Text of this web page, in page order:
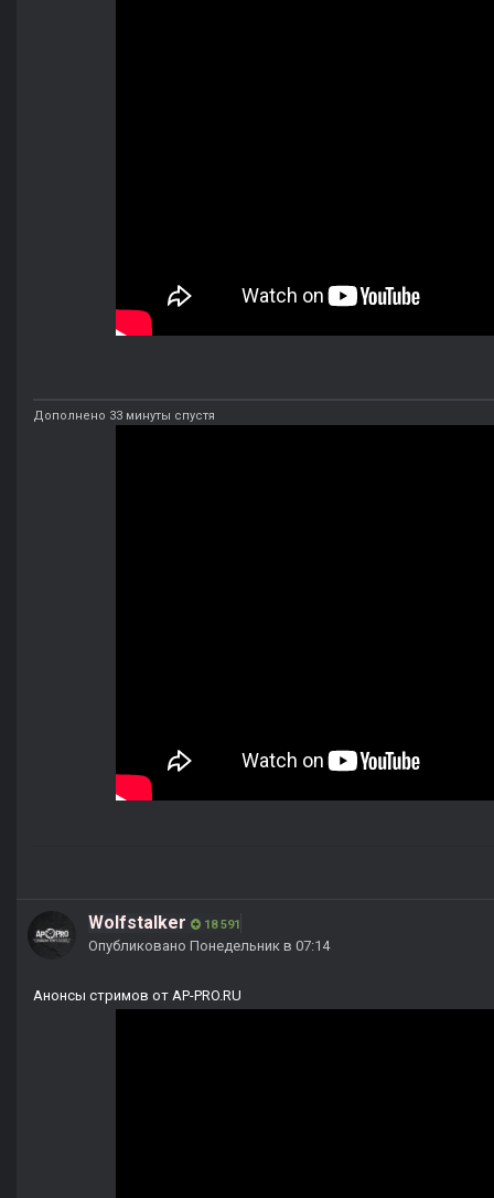
Дополнено 33 минуты спустя
Wolfstalker 18 591
Опубликовано Понедельник в 07:14
Анонсы стримов от AP-PRO.RU